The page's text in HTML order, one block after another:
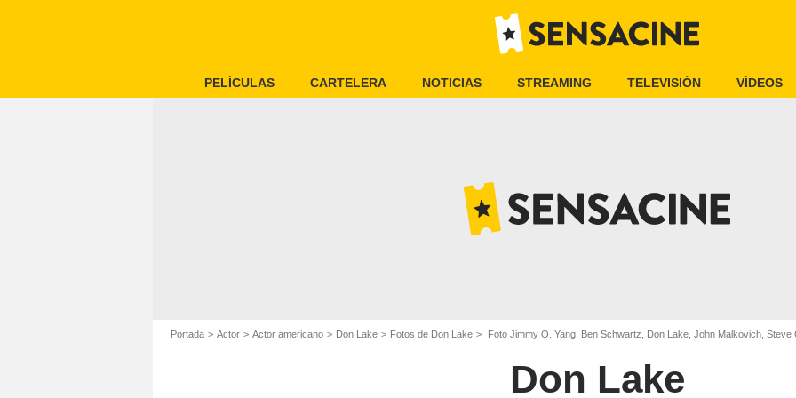
PELÍCULAS CARTELERA NOTICIAS STREAMING TELEVISIÓN VÍDEOS
Portada Actor Actor americano Don Lake Fotos de Don Lake Foto Jimmy O. Yang, Ben Schwartz, Don Lake, John Malkovich, Steve
Don Lake